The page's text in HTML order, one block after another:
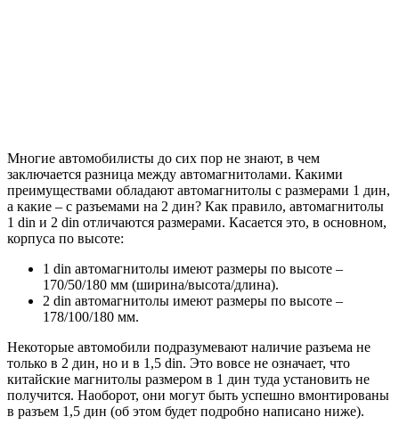
Многие автомобилисты до сих пор не знают, в чем
заключается разница между автомагнитолами. Какими
преимуществами обладают автомагнитолы с размерами 1 дин,
а какие – с разъемами на 2 дин? Как правило, автомагнитолы
1 din и 2 din отличаются размерами. Касается это, в основном,
корпуса по высоте:
1 din автомагнитолы имеют размеры по высоте –
170/50/180 мм (ширина/высота/длина).
2 din автомагнитолы имеют размеры по высоте –
178/100/180 мм.
Некоторые автомобили подразумевают наличие разъема не
только в 2 дин, но и в 1,5 din. Это вовсе не означает, что
китайские магнитолы размером в 1 дин туда установить не
получится. Наоборот, они могут быть успешно вмонтированы
в разъем 1,5 дин (об этом будет подробно написано ниже).